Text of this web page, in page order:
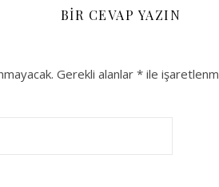
BIR CEVAP YAZIN
Gerekli alanlar * ile